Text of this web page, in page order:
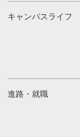
キャンパスライフ
進路・就職